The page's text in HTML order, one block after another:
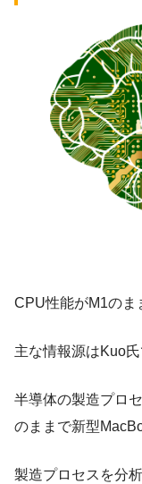
CPU性能がM1のま
主な情報源はKuo
半導体の製造プロ
のままで新型
製造プロセスを分